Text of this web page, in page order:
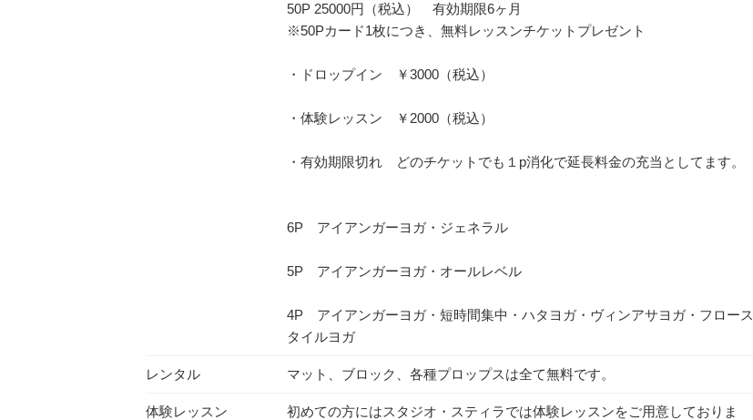
50P 25000円（税込） 有効期限6ヶ月
※50Pカード1枚につき、無料レッスンチケットプレゼント
・ドロップイン ￥3000（税込）
・体験レッスン ￥2000（税込）
・有効期限切れ どのチケットでも１p消化で延長料金の充当としてます。
6P アイアンガーヨガ・ジェネラル
5P アイアンガーヨガ・オールレベル
4P アイアンガーヨガ・短時間集中・ハタヨガ・ヴィンアサヨガ・フロース
タイルヨガ
レンタル マット、ブロック、各種プロップスは全て無料です。
体験レッスン
初めての方にはスタジオ・スティラでは体験レッスンをご用意しておりま